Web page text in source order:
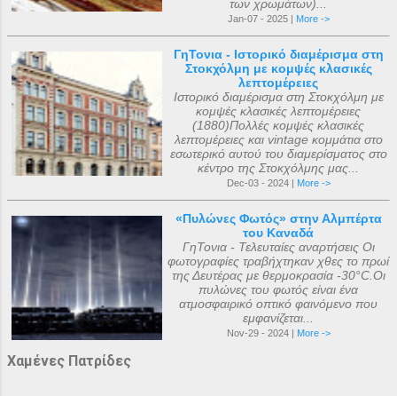
των χρωμάτων)...
Jan-07 - 2025 | More ->
ΓηΤονια - Ιστορικό διαμέρισμα στη
Στοκχόλμη με κομψές κλασικές
λεπτομέρειες
Ιστορικό διαμέρισμα στη Στοκχόλμη με
κομψές κλασικές λεπτομέρειες
(1880)Πολλές κομψές κλασικές
λεπτομέρειες και vintage κομμάτια στο
εσωτερικό αυτού του διαμερίσματος στο
κέντρο της Στοκχόλμης μας...
Dec-03 - 2024 | More ->
«Πυλώνες Φωτός» στην Αλμπέρτα
του Καναδά
ΓηΤονια - Τελευταίες αναρτήσεις Οι
φωτογραφίες τραβήχτηκαν χθες το πρωί
της Δευτέρας με θερμοκρασία -30°C.Οι
πυλώνες του φωτός είναι ένα
ατμοσφαιρικό οπτικό φαινόμενο που
εμφανίζεται...
Nov-29 - 2024 | More ->
Χαμένες Πατρίδες